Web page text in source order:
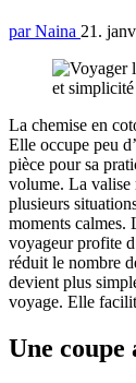
par Naina 21.
La chemise en
Elle occupe peu
pièce pour sa
volume. La valise
plusieurs
moments calmes.
voyageur profite
réduit le nombre
devient plus
voyage. Elle
Une